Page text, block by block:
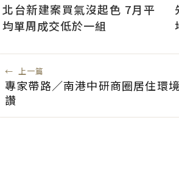
北台新建案買氣沒起色 7月平
均單周成交低於一組
← 上一篇
專家帶路／南港中研商圈居住環
讚